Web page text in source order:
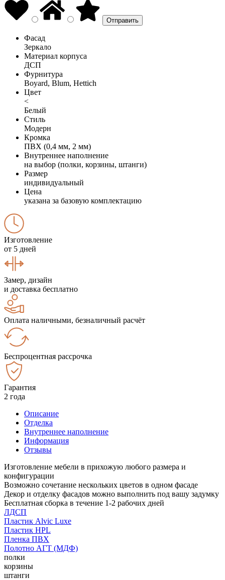
Фасад
Зеркало
Материал корпуса
ДСП
Фурнитура
Boyard, Blum, Hettich
Цвет
<
Белый
Стиль
Модерн
Кромка
ПВХ (0,4 мм, 2 мм)
Внутреннее наполнение
на выбор (полки, корзины, штанги)
Размер
индивидуальный
Цена
указана за базовую комплектацию
Изготовление
от 5 дней
Замер, дизайн
и доставка бесплатно
Оплата наличными, безналичный расчёт
Беспроцентная рассрочка
Гарантия
2 года
Описание
Отделка
Внутреннее наполнение
Информация
Отзывы
Изготовление мебели в прихожую любого размера и
конфигурации
Возможно сочетание нескольких цветов в одном фасаде
Декор и отделку фасадов можно выполнить под вашу задумку
Бесплатная сборка в течение 1-2 рабочих дней
ЛДСП
Пластик Alvic Luxe
Пластик HPL
Пленка ПВХ
Полотно АГТ (МДФ)
полки
корзины
штанги